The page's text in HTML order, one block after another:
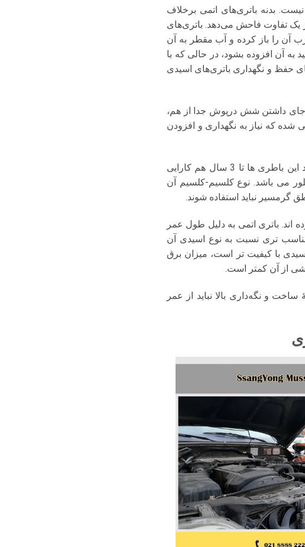
بدنه باتری‌های اتمی برخلاف
یک تفاوت فاحش می‌دهد. باتری‌های
آن را باز کرده و آب مقطر به آن
آن افزوده بشود، در حالی که با
حفظ و نگهداری باتری‌های اسیدی
داشتن شش درپوش جدا از هم،
که نیاز به نگهداری و افزودن
ویژگی ظاهری این باطری ها نداشتن پیچ برای افزودن اسید می باشد. گفته می شود این باطری ها تا 3 سال هم کارایی
می باشد. نوع کلسیم-کلسیم آن
گرمسیر نباید استفاده شوند.
اند. باتری اتمی به دلیل طول عمر
مناسب تری نسبت به نوع اسیدی آن
با کیفیت تر است، میزان برق
از آن کمتر است.
ساخت و نگه‌داری بالا نباید از عمر